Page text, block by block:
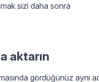
sizi daha sonra
aktarın
gördüğünüz aynı